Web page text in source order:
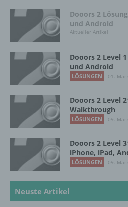
Dooors 2
und Android
Aktueller Artikel
Dooors 2 Level
und Android
LÖSUNGEN 01.
Dooors 2 Level
Walkthrough
LÖSUNGEN 09.
Dooors 2 Level
iPhone, iPad,
LÖSUNGEN 09.
Neuste Artikel
die sich auf eine
zu bewerten,
bezüglich
Lage, Gesundheit,
Interessen,
Aufenthaltsort oder
natürlichen Person zu
vorherzusagen.
f) Pseudonymisierung
Pseudonymisierung ist
personenbezogener
auf welche die
ohne Hinzuziehung
Informationen nicht
betroffenen Person
können, sofern diese